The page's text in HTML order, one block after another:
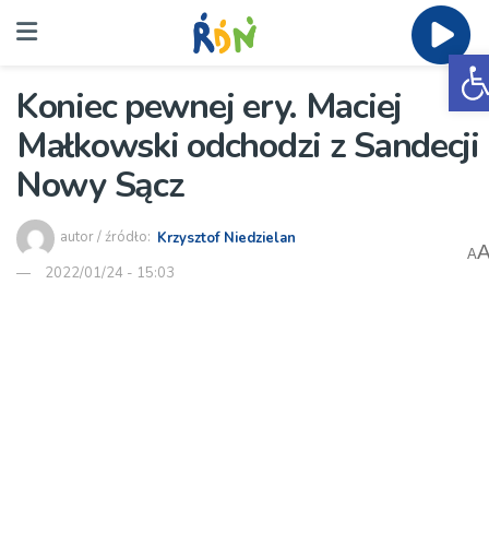
Koniec pewnej ery. Maciej
Małkowski odchodzi z Sandecji
Nowy Sącz
autor / źródło: Krzysztof Niedzielan
2022/01/24 - 15:03
A